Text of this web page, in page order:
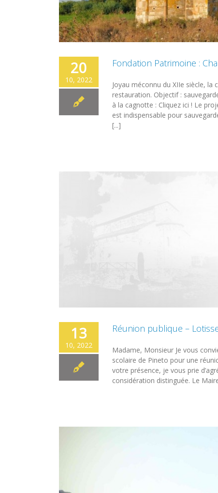
20
10, 2022
Fondation Patrimoine :
Joyau méconnu du XIIe siècle,
restauration. Objectif :
à la cagnotte : Cliquez ici ! Le
est indispensable pour
[...]
13
10, 2022
Réunion publique –
Madame, Monsieur Je vous
scolaire de Pineto pour une
votre présence, je vous prie
considération distinguée. Le